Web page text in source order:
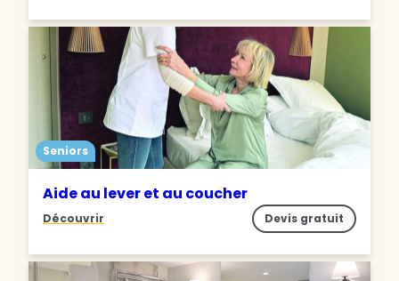
Seniors
Aide au lever et au coucher
Découvrir Devis gratuit